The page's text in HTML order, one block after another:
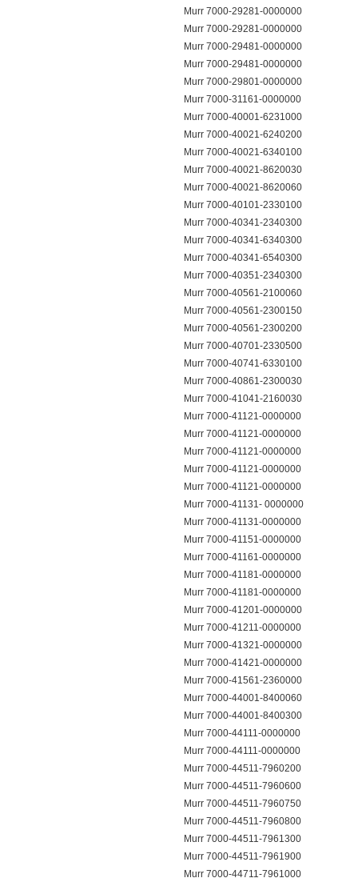
Murr 7000-29281-0000000
Murr 7000-29281-0000000
Murr 7000-29481-0000000
Murr 7000-29481-0000000
Murr 7000-29801-0000000
Murr 7000-31161-0000000
Murr 7000-40001-6231000
Murr 7000-40021-6240200
Murr 7000-40021-6340100
Murr 7000-40021-8620030
Murr 7000-40021-8620060
Murr 7000-40101-2330100
Murr 7000-40341-2340300
Murr 7000-40341-6340300
Murr 7000-40341-6540300
Murr 7000-40351-2340300
Murr 7000-40561-2100060
Murr 7000-40561-2300150
Murr 7000-40561-2300200
Murr 7000-40701-2330500
Murr 7000-40741-6330100
Murr 7000-40861-2300030
Murr 7000-41041-2160030
Murr 7000-41121-0000000
Murr 7000-41121-0000000
Murr 7000-41121-0000000
Murr 7000-41121-0000000
Murr 7000-41121-0000000
Murr 7000-41131- 0000000
Murr 7000-41131-0000000
Murr 7000-41151-0000000
Murr 7000-41161-0000000
Murr 7000-41181-0000000
Murr 7000-41181-0000000
Murr 7000-41201-0000000
Murr 7000-41211-0000000
Murr 7000-41321-0000000
Murr 7000-41421-0000000
Murr 7000-41561-2360000
Murr 7000-44001-8400060
Murr 7000-44001-8400300
Murr 7000-44111-0000000
Murr 7000-44111-0000000
Murr 7000-44511-7960200
Murr 7000-44511-7960600
Murr 7000-44511-7960750
Murr 7000-44511-7960800
Murr 7000-44511-7961300
Murr 7000-44511-7961900
Murr 7000-44711-7961000